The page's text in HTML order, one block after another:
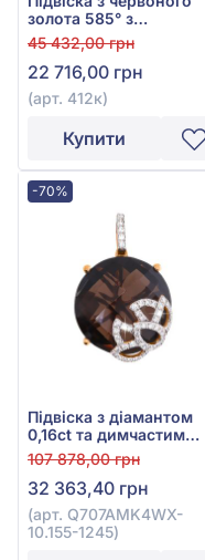
золота 585° з
коричневим діамантом
0,105ct, арт. 412к
45 432,00 грн
22 716,00 грн
(арт. 412к)
Купити
-70%
Підвіска з діамантом
0,16ct та димчастим
кварцом 10,04ct із
червоного золота 585°,
арт. Q707AMK4WX-
10.155-1245
107 878,00 грн
32 363,40 грн
(арт. Q707AMK4WX-
10.155-1245)